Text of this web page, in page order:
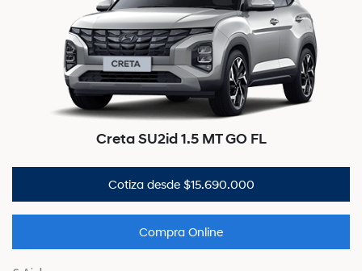
Creta SU2id 1.5 MT GO FL
Cotiza desde $15.690.000
Compra Online